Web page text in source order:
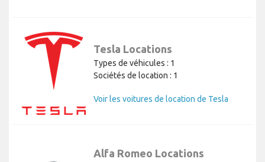
Tesla Locations
Types de véhicules : 1
Sociétés de location : 1
Voir les voitures de location de Tesla
Alfa Romeo Locations